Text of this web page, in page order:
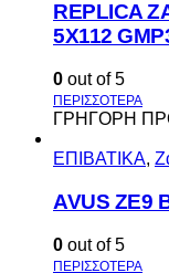
REPLICA
5X112
0 out of 5
ΓΡΗΓΟΡΗ
ΕΠΙΒΑΤΙΚΑ,
AVUS ΖΕ9
0 out of 5